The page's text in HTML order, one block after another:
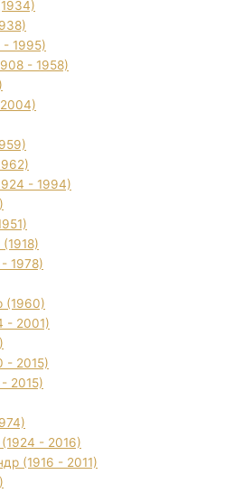
- 1995)
- 1958)
- 1994)
1978)
(1960)
- 2001)
- 2015)
2015)
- 2016)
(1916 - 2011)